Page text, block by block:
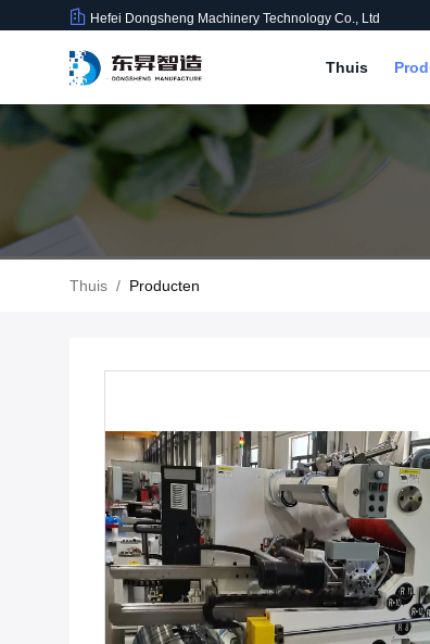
Hefei Dongsheng Machinery Technology Co., Ltd
Thuis
Thuis / Producten